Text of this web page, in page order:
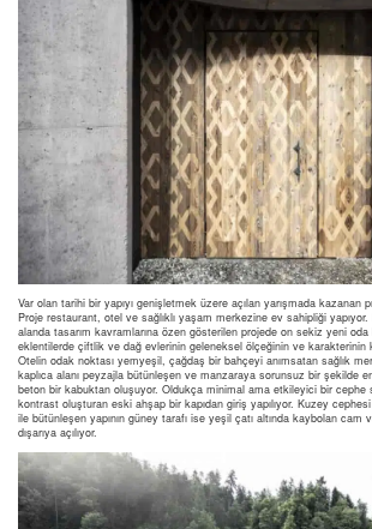
Var olan tarihi bir yapıyı genişletmek üzere açılan yarışmada kazanan
Proje restaurant, otel ve sağlıklı yaşam merkezine ev sahipliği
alanda tasarım kavramlarına özen gösterilen projede on sekiz yeni
eklentilerde çiftlik ve dağ evlerinin geleneksel ölçeğinin ve karakterinin
Otelin odak noktası yemyeşil, çağdaş bir bahçeyi anımsatan sağlık
kaplıca alanı peyzajla bütünleşen ve manzaraya sorunsuz bir şekilde
beton bir kabuktan oluşuyor. Oldukça minimal ama etkileyici bir cephe
kontrast oluşturan eski ahşap bir kapıdan giriş yapılıyor. Kuzey
ile bütünleşen yapının güney tarafı ise yeşil çatı altında kaybolan
dışarıya açılıyor.